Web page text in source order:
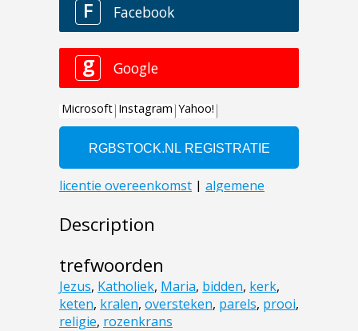
Description
trefwoorden
Jezus, Katholiek, Maria, bidden, kerk,
keten, kralen, oversteken, parels, prooi,
religie, rozenkrans